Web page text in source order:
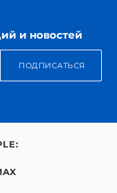
и новостей
ПОДПИСАТЬСЯ